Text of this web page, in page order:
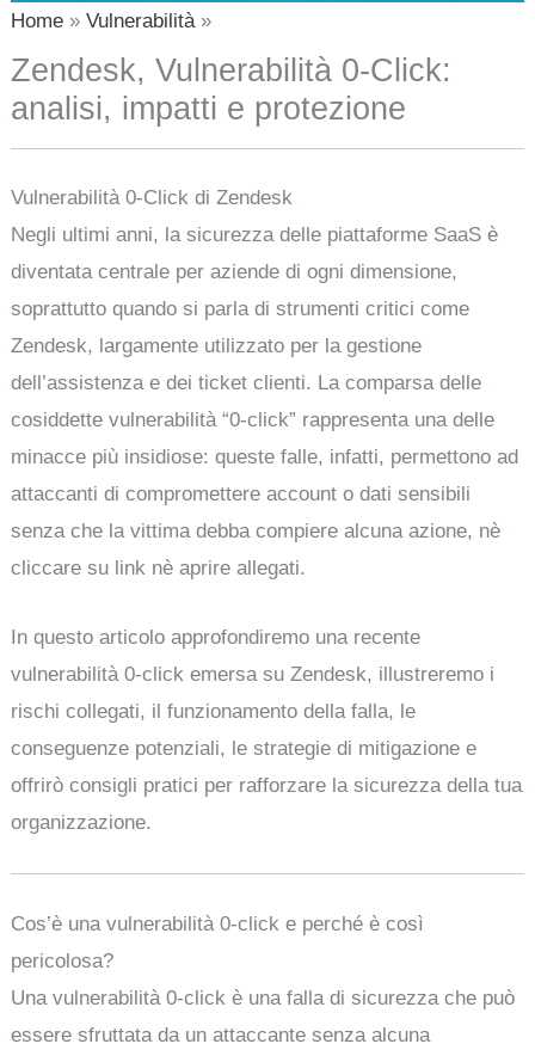
Home Vulnerabilità
Zendesk, Vulnerabilità 0-Click:
analisi, impatti e protezione
Vulnerabilità 0-Click di Zendesk
Negli ultimi anni, la sicurezza delle piattaforme SaaS è
diventata centrale per aziende di ogni dimensione,
soprattutto quando si parla di strumenti critici come
Zendesk, largamente utilizzato per la gestione
dell’assistenza e dei ticket clienti. La comparsa delle
cosiddette vulnerabilità “0-click” rappresenta una delle
minacce più insidiose: queste falle, infatti, permettono ad
attaccanti di compromettere account o dati sensibili
senza che la vittima debba compiere alcuna azione, nè
cliccare su link nè aprire allegati.
In questo articolo approfondiremo una recente
vulnerabilità 0-click emersa su Zendesk, illustreremo i
rischi collegati, il funzionamento della falla, le
conseguenze potenziali, le strategie di mitigazione e
offrirò consigli pratici per rafforzare la sicurezza della tua
organizzazione.
Cos’è una vulnerabilità 0-click e perché è così
pericolosa?
Una vulnerabilità 0-click è una falla di sicurezza che può
essere sfruttata da un attaccante senza alcuna